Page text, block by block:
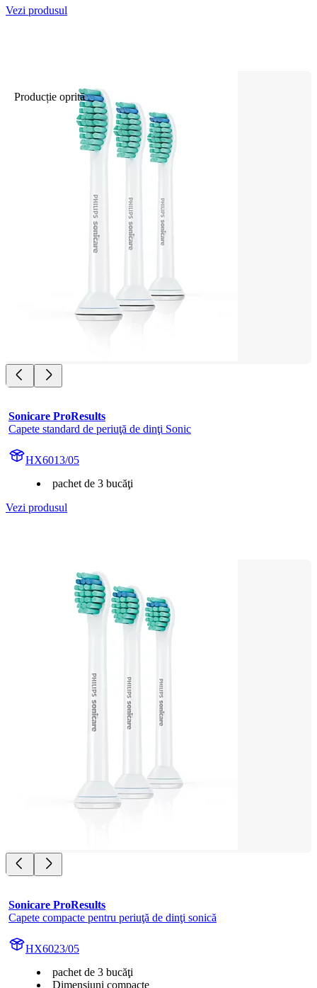
Vezi produsul
Producție oprită
Sonicare ProResults
Capete standard de periuţă de dinţi Sonic
HX6013/05
pachet de 3 bucăţi
Vezi produsul
Sonicare ProResults
Capete compacte pentru periuţă de dinţi sonică
HX6023/05
pachet de 3 bucăţi
Dimensiuni compacte